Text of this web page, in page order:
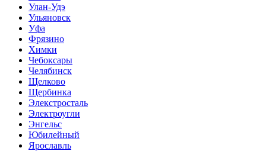
Улан-Удэ
Ульяновск
Уфа
Фрязино
Химки
Чебоксары
Челябинск
Щелково
Щербинка
Элекстросталь
Электроугли
Энгельс
Юбилейный
Ярославль